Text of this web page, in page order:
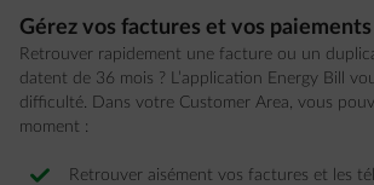
Gérez vos factures et vos paiements
Retrouver rapidement une facture ou un
datent de 36 mois ? L’application Energy Bill
difficulté. Dans votre Customer Area, vous
moment :
Retrouver aisément vos factures et les